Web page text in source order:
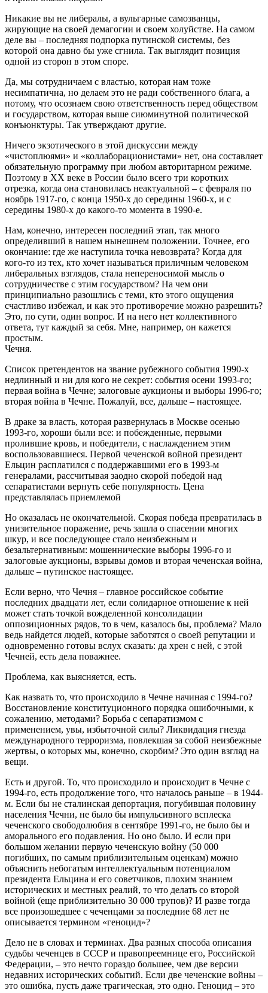
Никакие вы не либералы, а вульгарные самозванцы,
жирующие на своей демагогии и своем холуйстве. На самом
деле вы – последняя подпорка путинской системы, без
которой она давно бы уже сгнила. Так выглядит позиция
одной из сторон в этом споре.
Да, мы сотрудничаем с властью, которая нам тоже
несимпатична, но делаем это не ради собственного блага, а
потому, что осознаем свою ответственность перед обществом
и государством, которая выше сиюминутной политической
конъюнктуры. Так утверждают другие.
Ничего экзотического в этой дискуссии между
«чистоплюями» и «коллаборационистами» нет, она составляет
обязательную программу при любом авторитарном режиме.
Поэтому в ХХ веке в России было всего три коротких
отрезка, когда она становилась неактуальной – с февраля по
ноябрь 1917-го, с конца 1950-х до середины 1960-х, и с
середины 1980-х до какого-то момента в 1990-е.
Нам, конечно, интересен последний этап, так много
определивший в нашем нынешнем положении. Точнее, его
окончание: где же наступила точка невозврата? Когда для
кого-то из тех, кто хочет называться приличным человеком
либеральных взглядов, стала непереносимой мысль о
сотрудничестве с этим государством? На чем они
принципиально разошлись с теми, кто этого ощущения
счастливо избежал, и как это противоречие можно разрешить?
Это, по сути, один вопрос. И на него нет коллективного
ответа, тут каждый за себя. Мне, например, он кажется
простым.
Чечня.
Список претендентов на звание рубежного события 1990-х
недлинный и ни для кого не секрет: события осени 1993-го;
первая война в Чечне; залоговые аукционы и выборы 1996-го;
вторая война в Чечне. Пожалуй, все, дальше – настоящее.
В драке за власть, которая развернулась в Москве осенью
1993-го, хороши были все: и побежденные, первыми
пролившие кровь, и победители, с наслаждением этим
воспользовавшиеся. Первой чеченской войной президент
Ельцин расплатился с поддержавшими его в 1993-м
генералами, рассчитывая заодно скорой победой над
сепаратистами вернуть себе популярность. Цена
представлялась приемлемой
Но оказалась не окончательной. Скорая победа превратилась в
унизительное поражение, речь зашла о спасении многих
шкур, и все последующее стало неизбежным и
безальтернативным: мошеннические выборы 1996-го и
залоговые аукционы, взрывы домов и вторая чеченская война,
дальше – путинское настоящее.
Если верно, что Чечня – главное российское событие
последних двадцати лет, если солидарное отношение к ней
может стать точкой вожделенной консолидации
оппозиционных рядов, то в чем, казалось бы, проблема? Мало
ведь найдется людей, которые заботятся о своей репутации и
одновременно готовы вслух сказать: да хрен с ней, с этой
Чечней, есть дела поважнее.
Проблема, как выясняется, есть.
Как назвать то, что происходило в Чечне начиная с 1994-го?
Восстановление конституционного порядка ошибочными, к
сожалению, методами? Борьба с сепаратизмом с
применением, увы, избыточной силы? Ликвидация гнезда
международного терроризма, повлекшая за собой неизбежные
жертвы, о которых мы, конечно, скорбим? Это один взгляд на
вещи.
Есть и другой. То, что происходило и происходит в Чечне с
1994-го, есть продолжение того, что началось раньше – в 1944-
м. Если бы не сталинская депортация, погубившая половину
населения Чечни, не было бы импульсивного всплеска
чеченского свободолюбия в сентябре 1991-го, не было бы и
аморального его подавления. Но оно было. И если при
большом желании первую чеченскую войну (50 000
погибших, по самым приблизительным оценкам) можно
объяснить небогатым интеллектуальным потенциалом
президента Ельцина и его советчиков, плохим знанием
исторических и местных реалий, то что делать со второй
войной (еще приблизительно 30 000 трупов)? И разве тогда
все произошедшее с чеченцами за последние 68 лет не
описывается термином «геноцид»?
Дело не в словах и терминах. Два разных способа описания
судьбы чеченцев в СССР и правопреемнице его, Российской
Федерации, – это нечто гораздо большее, чем две версии
недавних исторических событий. Если две чеченские войны –
это ошибка, пусть даже трагическая, это одно. Геноцид – это